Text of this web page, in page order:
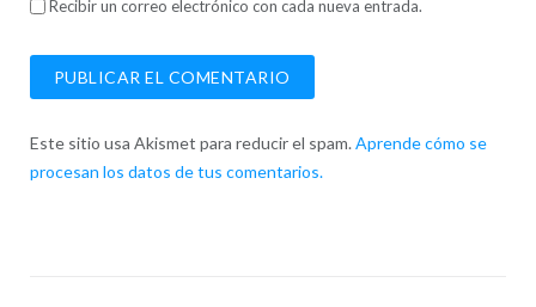
Recibir un correo electrónico con cada nueva entrada.
Este sitio usa Akismet para reducir el spam. Aprende cómo se
procesan los datos de tus comentarios.